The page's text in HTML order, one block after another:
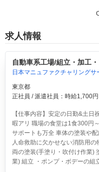
求人情報
自動車系工場/組立・加工
日本マニュファクチャリングサ
東京都
正社員 / 派遣社員：時給1,700円
【仕事内容】安定の日勤&土
暇アリ 職場の食堂は1食300円
サポートも万全 車体の塗装や
人命救助に欠かせない消防用
両の塗装(手塗り・吹付け作業)
業) 組立 ・ポンプ・ボデーの組